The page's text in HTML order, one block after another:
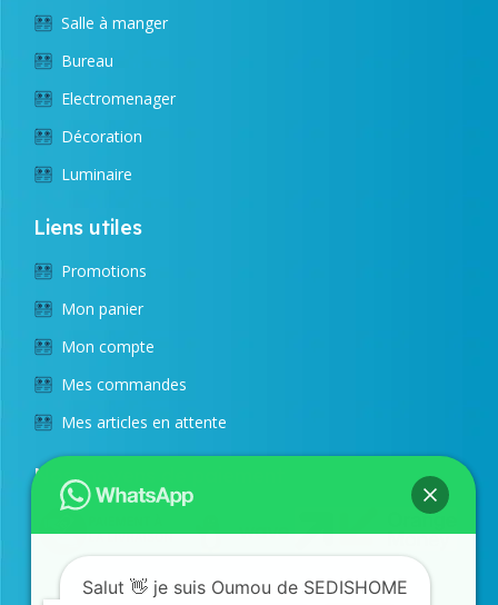
Salle à manger
Bureau
Electromenager
Décoration
Luminaire
Liens utiles
Promotions
Mon panier
Mon compte
Mes commandes
Mes articles en attente
Nos moyens de paiement
SUIVEZ NOUS
Salut 👋 je suis Oumou de SEDISHOME